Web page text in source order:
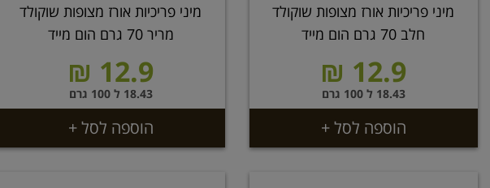
מיני פריכיות אורז מצופות שוקולד
חלב 70 גרם הום מייד
12.9 ₪
18.43 ל 100 גרם
הוספה לסל +
מיני פריכיות אורז מצופות שוקולד
מריר 70 גרם הום מייד
12.9 ₪
18.43 ל 100 גרם
הוספה לסל +